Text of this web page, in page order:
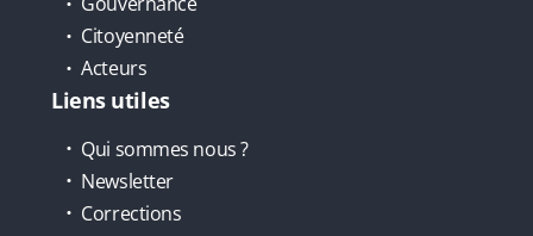
Citoyenneté
Acteurs
Liens utiles
Qui sommes nous ?
Newsletter
Corrections